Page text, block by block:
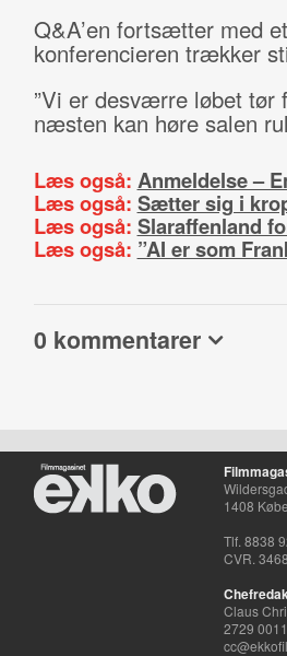
Q&A’en fortsætter med
konferencieren trækker
”Vi er desværre løbet tør
næsten kan høre salen
Læs også: Anmeldelse –
Læs også: Sætter sig i
Læs også: Slaraffenland
Læs også: ”AI er som
0 kommentarer
1408
Tlf. 8838
CVR.
Claus
2729 0011